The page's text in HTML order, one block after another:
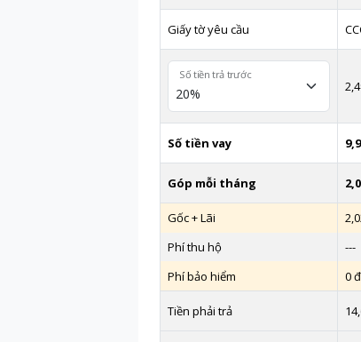
Giấy tờ yêu cầu
Số tiền trả trước
Số tiền vay
Góp mỗi tháng
Gốc + Lãi
Phí thu hộ
---
Phí bảo hiểm
0 đ
Tiền phải trả